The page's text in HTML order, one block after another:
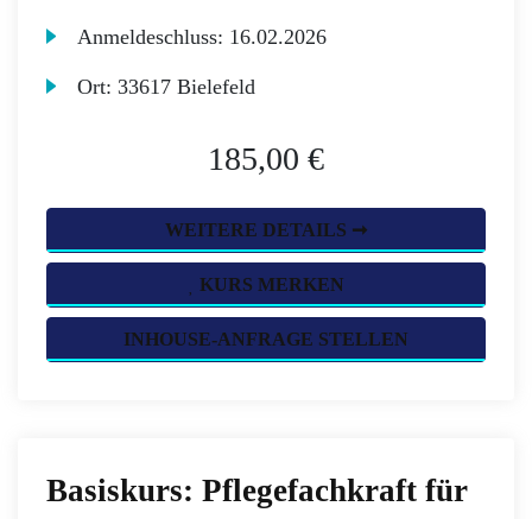
Anmeldeschluss: 16.02.2026
Ort:33617 Bielefeld
185,00 €
WEITERE DETAILS ➞
KURS MERKEN
INHOUSE-ANFRAGE STELLEN
Basiskurs: Pflegefachkraft für